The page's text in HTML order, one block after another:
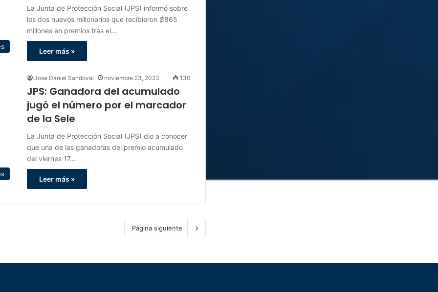
La Junta de Protección Social (JPS) informó sobre
los dos nuevos millonarios que recibieron ₡865
millones en premios tras el…
Leer más »
Jose Daniel Sandoval noviembre 23, 2023 130
JPS: Ganadora del acumulado
jugó el número por el marcador
de la Sele
La Junta de Protección Social (JPS) dio a conocer
que una de las ganadoras del premio acumulado
del viernes 17…
Leer más »
Página siguiente